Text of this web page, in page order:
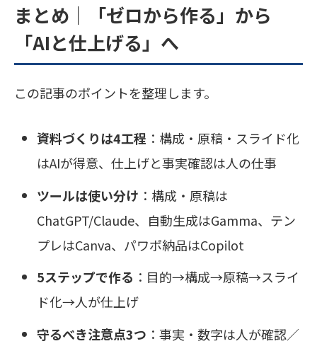
まとめ｜「ゼロから作る」から
「AIと仕上げる」へ
この記事のポイントを整理します。
資料づくりは4工程 ：構成・原稿・スライド化
はAIが得意、仕上げと事実確認は人の仕事
ツールは使い分け ：構成・原稿は
ChatGPT/Claude、自動生成はGamma、テン
プレはCanva、パワポ納品はCopilot
5ステップで作る ：目的→構成→原稿→スライ
ド化→人が仕上げ
守るべき注意点3つ ：事実・数字は人が確認／